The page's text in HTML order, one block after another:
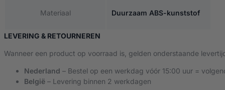
Materiaal Duurzaam ABS-kunststof
LEVERING & RETOURNEREN
Wanneer een product op voorraad is, gelden onderstaande
Nederland – Bestel op een werkdag vóór 15:00 uur =
België – Levering binnen 2 werkdagen